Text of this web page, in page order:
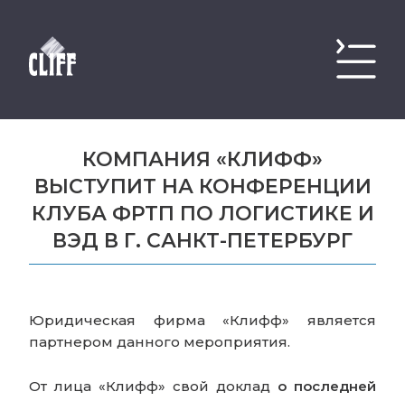
КОМПАНИЯ «КЛИФФ»
ВЫСТУПИТ НА КОНФЕРЕНЦИИ
КЛУБА ФРТП ПО ЛОГИСТИКЕ И
ВЭД В Г. САНКТ-ПЕТЕРБУРГ
Юридическая фирма «Клифф» является
партнером данного мероприятия.
От лица «Клифф» свой доклад о последней